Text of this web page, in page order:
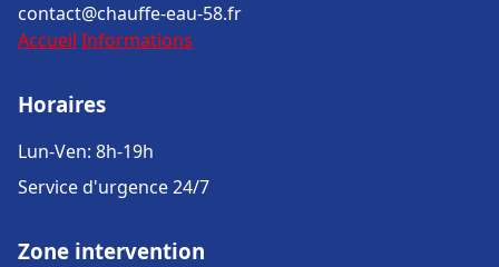
contact@chauffe-eau-58.fr
Accueil Informations
Horaires
Lun-Ven: 8h-19h
Service d'urgence 24/7
Zone intervention